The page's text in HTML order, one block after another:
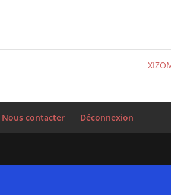
Nous contacter Déconnexion